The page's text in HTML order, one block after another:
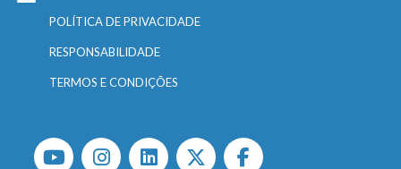
POLÍTICA DE PRIVACIDADE
RESPONSABILIDADE
TERMOS E CONDIÇÕES